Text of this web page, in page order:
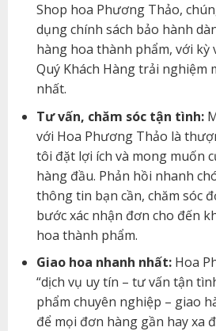
Shop hoa Phương Thảo,
dụng chính sách bảo hành
hàng hoa thành phẩm, với kỳ
Quý Khách Hàng trải nghiệm
nhất.
Tư vấn, chăm sóc tận tình:
với Hoa Phương Thảo là
tôi đặt lợi ích và mong muốn
hàng đầu. Phản hồi nhanh
thông tin bạn cần, chăm sóc
bước xác nhận đơn cho đến
hoa thành phẩm.
Giao hoa nhanh nhất:Hoa
“dịch vụ uy tín – tư vấn tận
phẩm chuyên nghiệp – giao
để mọi đơn hàng gần hay xa